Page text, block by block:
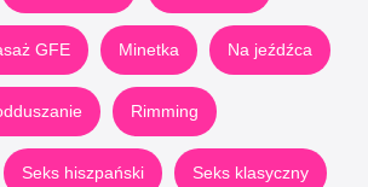
GFE Minetka Na jeźdźca
Rimming
Seks hiszpański Seks klasyczny